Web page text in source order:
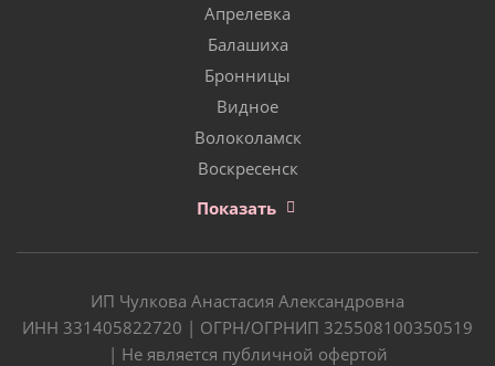
Апрелевка
Балашиха
Бронницы
Видное
Волоколамск
Воскресенск
Показать
ИП Чулкова Анастасия Александровна
ИНН 331405822720 | ОГРН/ОГРНИП 325508100350519
| Не является публичной офертой